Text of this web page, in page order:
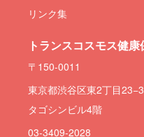
リンク集
トランスコスモス健
〒150-0011
東京都渋谷区東2丁目23−3
タゴシンビル4階
03-3409-2028